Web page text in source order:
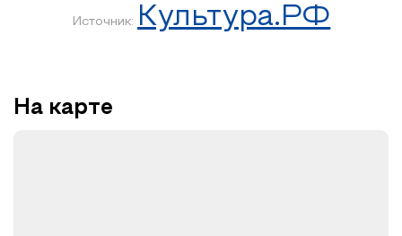
Источник: Культура.РФ
На карте